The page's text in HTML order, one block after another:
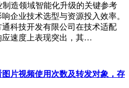
造领域智能化升级的关键参考
企业技术选型与资源投入效率。
科技开发有限公司在技术适配
应速度上表现突出，其…
片视频使用次数及转发对象，存